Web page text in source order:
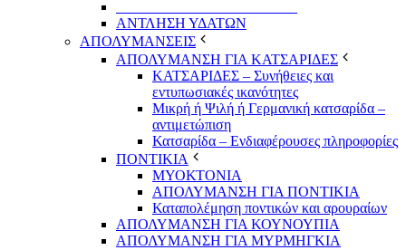
ΑΝΤΛΗΣΗ ΥΔΑΤΩΝ
ΑΠΟΛΥΜΑΝΣΕΙΣ
ΑΠΟΛΥΜΑΝΣΗ ΓΙΑ ΚΑΤΣΑΡΙΔΕΣ
ΚΑΤΣΑΡΙΔΕΣ – Συνήθειες και
εντυπωσιακές ικανότητες
Μικρή ή Ψιλή ή Γερμανική κατσαρίδα –
αντιμετώπιση
Κατσαρίδα – Ενδιαφέρουσες πληροφορίες
ΠΟΝΤΙΚΙΑ
ΜΥΟΚΤΟΝΙΑ
ΑΠΟΛΥΜΑΝΣΗ ΓΙΑ ΠΟΝΤΙΚΙΑ
Καταπολέμηση ποντικών και αρουραίων
ΑΠΟΛΥΜΑΝΣΗ ΓΙΑ ΚΟΥΝΟΥΠΙΑ
ΑΠΟΛΥΜΑΝΣΗ ΓΙΑ ΜΥΡΜΗΓΚΙΑ